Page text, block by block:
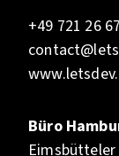
+49 721 26
Büro
Eimsbütteler